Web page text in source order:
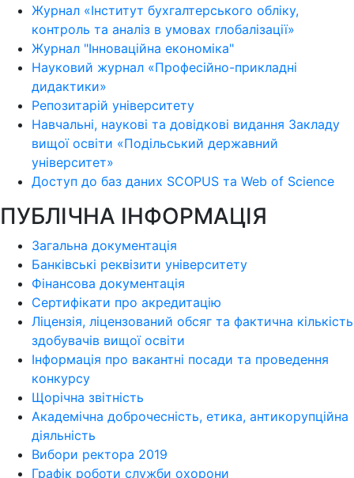
Журнал «Інститут бухгалтерського обліку,
контроль та аналіз в умовах глобалізації»
Журнал "Інноваційна економіка"
Науковий журнал «Професійно-прикладні
дидактики»
Репозитарій університету
Навчальні, наукові та довідкові видання Закладу
вищої освіти «Подільський державний
університет»
Доступ до баз даних SCOPUS та Web of Science
ПУБЛІЧНА ІНФОРМАЦІЯ
Загальна документація
Банківські реквізити університету
Фінансова документація
Сертифікати про акредитацію
Ліцензія, ліцензований обсяг та фактична кількість
здобувачів вищої освіти
Інформація про вакантні посади та проведення
конкурсу
Щорічна звітність
Академічна доброчесність, етика, антикорупційна
діяльність
Вибори ректора 2019
Графік роботи служби охорони